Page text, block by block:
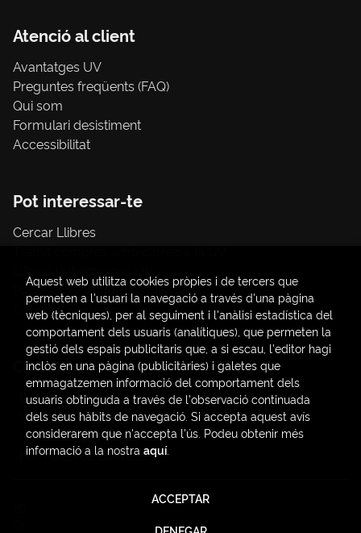
Atenció al client
Avantatges UV
Preguntes freqüents (FAQ)
Qui som
Formulari desistiment
Accessibilitat
Pot interessar-te
Cercar Llibres
Papereria / material d'oficina
Consum Sostenible
Contacte
C/ Amadeo de Saboya, 4
(+34) 963828968
latendauv@fundacio.es
Formulari de contacte
. Tots els Drets Reservats |
Aquest web utilitza cookies pròpies i de tercers que
permeten a l'usuari la navegació a través d'una pàgina
web (tècniques), per al seguiment i l'anàlisi estadística del
comportament dels usuaris (analítiques), que permeten la
gestió dels espais publicitaris que, a si escau, l'editor hagi
inclòs en una pàgina (publicitàries) i galetes que
emmagatzemen informació del comportament dels
usuaris obtinguda a través de l'observació continuada
dels seus hàbits de navegació. Si accepta aquest avís
considerarem que n'accepta l'ús. Podeu obtenir més
informació a la nostra aquí.
ACCEPTAR